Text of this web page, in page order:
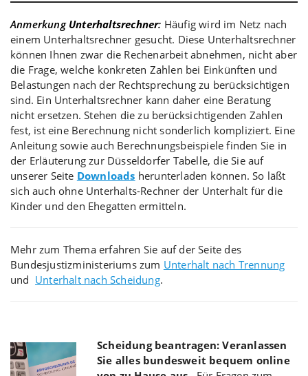
Anmerkung Unterhaltsrechner: Häufig wird im Netz nach
einem Unterhaltsrechner gesucht. Diese Unterhaltsrechner
können Ihnen zwar die Rechenarbeit abnehmen, nicht aber
die Frage, welche konkreten Zahlen bei Einkünften und
Belastungen nach der Rechtsprechung zu berücksichtigen
sind. Ein Unterhaltsrechner kann daher eine Beratung
nicht ersetzen. Stehen die zu berücksichtigenden Zahlen
fest, ist eine Berechnung nicht sonderlich kompliziert. Eine
Anleitung sowie auch Berechnungsbeispiele finden Sie in
der Erläuterung zur Düsseldorfer Tabelle, die Sie auf
unserer Seite Downloads herunterladen können. So läßt
sich auch ohne Unterhalts-Rechner der Unterhalt für die
Kinder und den Ehegatten ermitteln.
Mehr zum Thema erfahren Sie auf der Seite des
Bundesjustizministeriums zum Unterhalt nach Trennung
und Unterhalt nach Scheidung.
Scheidung beantragen: Veranlassen
Sie alles bundesweit bequem online